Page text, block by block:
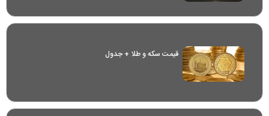
قیمت سکه و طلا + جدول